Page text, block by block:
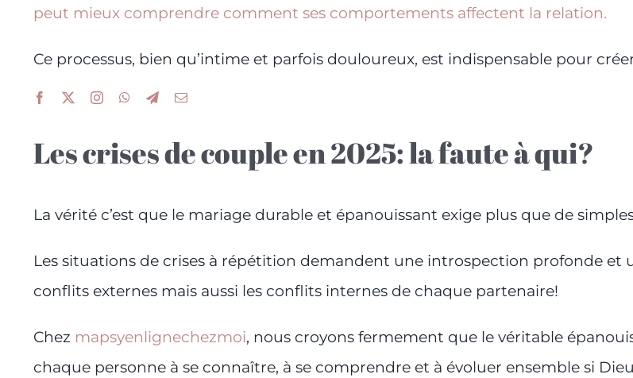
peut mieux comprendre comment ses comportements affectent la relation.
Ce processus, bien qu’intime et parfois douloureux, est indispensable pour
Les crises de couple en 2025: la faute à qui?
La vérité c’est que le mariage durable et épanouissant exige plus que de
Les situations de crises à répétition demandent une introspection profonde et
conflits externes mais aussi les conflits internes de chaque partenaire!
Chez mapsyenlignechezmoi, nous croyons fermement que le véritable
chaque personne à se connaître, à se comprendre et à évoluer ensemble si